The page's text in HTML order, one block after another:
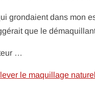
grondaient dans mon
que le
…
le maquillage